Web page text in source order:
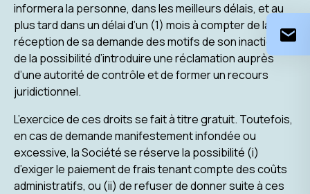
informera la personne, dans les meilleurs délais, et au
plus tard dans un délai d’un (1) mois à compter de la
réception de sa demande des motifs de son inaction et
de la possibilité d’introduire une réclamation auprès
d’une autorité de contrôle et de former un recours
juridictionnel.
L’exercice de ces droits se fait à titre gratuit. Toutefois,
en cas de demande manifestement infondée ou
excessive, la Société se réserve la possibilité (i)
d’exiger le paiement de frais tenant compte des coûts
administratifs, ou (ii) de refuser de donner suite à ces